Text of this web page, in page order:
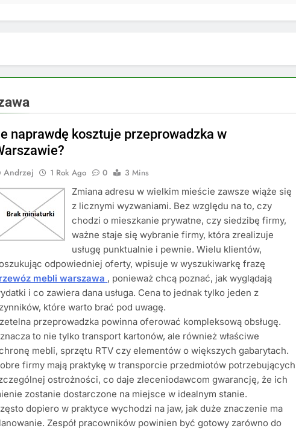
naprawdę kosztuje przeprowadzka w
Andrzej 1 Rok Ago 0
3 Mins
Zmiana adresu w wielkim mieście zawsze wiąże się
z licznymi wyzwaniami. Bez względu na to, czy
chodzi o mieszkanie prywatne, czy siedzibę firmy,
ważne staje się wybranie firmy, która zrealizuje
usługę punktualnie i pewnie. Wielu klientów,
odpowiedniej oferty, wpisuje w wyszukiwarkę frazę
mebli warszawa , ponieważ chcą poznać, jak wyglądają
i co zawiera dana usługa. Cena to jednak tylko jeden z
które warto brać pod uwagę.
przeprowadzka powinna oferować kompleksową obsługę.
to nie tylko transport kartonów, ale również właściwe
mebli, sprzętu RTV czy elementów o większych gabarytach.
firmy mają praktykę w transporcie przedmiotów potrzebujących
ostrożności, co daje zleceniodawcom gwarancję, że ich
zostanie dostarczone na miejsce w idealnym stanie.
dopiero w praktyce wychodzi na jaw, jak duże znaczenie ma
Zespół pracowników powinien być gotowy zarówno do